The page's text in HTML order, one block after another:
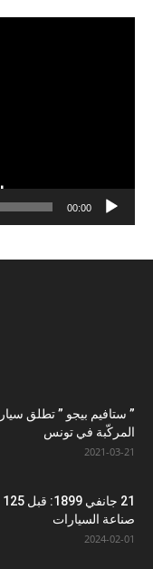
00:00
المركّبة في تونس
2021-03-21
صناعة السيارات
2024-02-01